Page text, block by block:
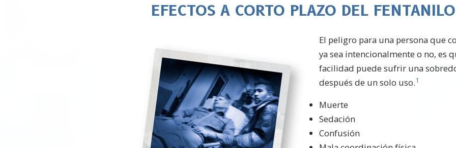
EFECTOS A CORTO PLAZO DEL FENTANILO
El peligro para una persona que
ya sea intencionalmente o no, es
facilidad puede sufrir una
después de un solo uso.1
Muerte
Sedación
Confusión